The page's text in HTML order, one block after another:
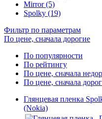
Mirror (5)
Spolky (19)
Фильтр по параметрам
По цене, сначала дорогие
По популярности
По рейтингу
По цене, сначала
По цене, сначала
Глянцевая пленка
(Nokia)